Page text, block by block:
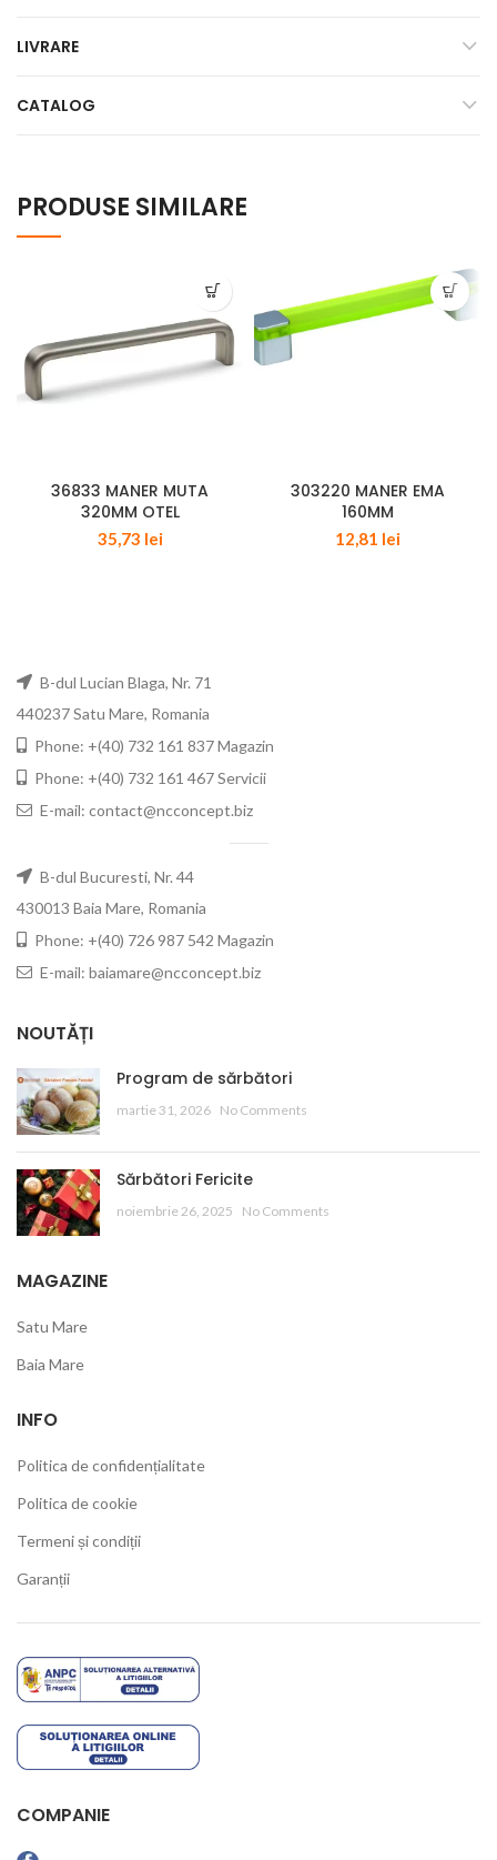
LIVRARE
CATALOG
PRODUSE SIMILARE
36833 MANER MUTA
320MM OTEL
35,73 lei
303220 MANER EMA
160MM
12,81 lei
B-dul Lucian Blaga, Nr. 71
440237 Satu Mare, Romania
Phone: +(40) 732 161 837 Magazin
Phone: +(40) 732 161 467 Servicii
E-mail: contact@ncconcept.biz
B-dul Bucuresti, Nr. 44
430013 Baia Mare, Romania
Phone: +(40) 726 987 542 Magazin
E-mail: baiamare@ncconcept.biz
NOUTĂȚI
Program de sărbători
martie 31, 2026 No Comments
Sărbători Fericite
noiembrie 26, 2025 No Comments
MAGAZINE
Satu Mare
Baia Mare
INFO
Politica de confidențialitate
Politica de cookie
Termeni și condiții
Garanții
COMPANIE